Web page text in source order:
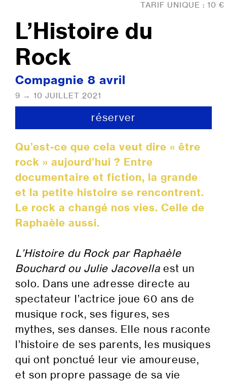
L’Histoire du
Rock
Compagnie 8 avril
9 → 10 JUILLET 2021
réserver
Qu’est-ce que cela veut dire « être
rock » aujourd’hui ? Entre
documentaire et fiction, la grande
et la petite histoire se rencontrent.
Le rock a changé nos vies. Celle de
Raphaèle aussi.
L’Histoire du Rock par Raphaèle
Bouchard ou Julie Jacovella est un
solo. Dans une adresse directe au
spectateur l’actrice joue 60 ans de
musique rock, ses figures, ses
mythes, ses danses. Elle nous raconte
l’histoire de ses parents, les musiques
qui ont ponctué leur vie amoureuse,
et son propre passage de sa vie
TARIF UNIQUE : 10 €